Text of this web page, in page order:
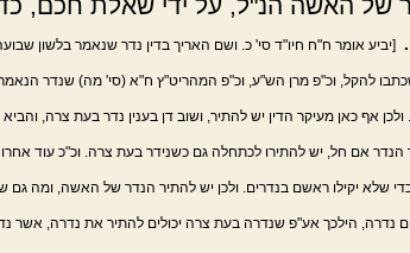
[יביע אומר ח"ח חיו"ד סי' כ. ושם האריך בדין נדר שנאמר בלשון
להקל, וכ"פ מרן הש"ע, וכ"פ המהריט"ץ ח"א (סי' מה) שנדר הנאמר
אף כאן מעיקר הדין יש להתיר, ושוב דן בענין נדר בעת צרה,
אם חל, יש להתירו לכתחלה גם כשנידר בעת צרה. וכ"כ עוד
שלא יקילו ראשם בנדרים. ולכן יש להתיר הנדר של האשה, ומה גם
נדרה, הילכך אע"פ שנדרה בעת צרה יכולים להתיר את נדרה, אשר